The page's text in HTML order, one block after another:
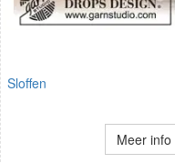
Sloffen
Meer info